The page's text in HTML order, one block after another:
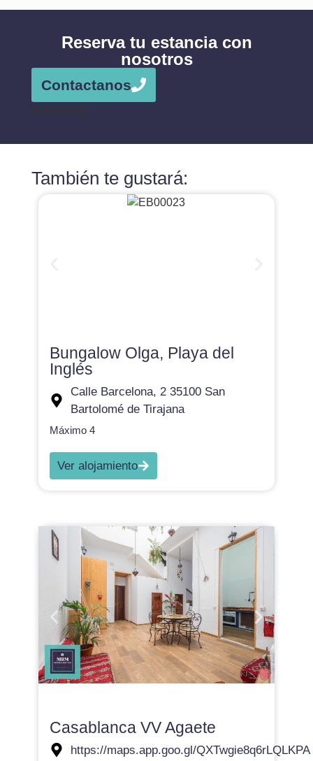
Reserva tu estancia con
nosotros
Contactanos
[avaibook1]
También te gustará:
Bungalow Olga, Playa del
Inglés
Calle Barcelona, 2 35100 San
Bartolomé de Tirajana
Máximo 4
Ver alojamiento
Casablanca VV Agaete
https://maps.app.goo.gl/QXTwgie8q6rLQLKPA